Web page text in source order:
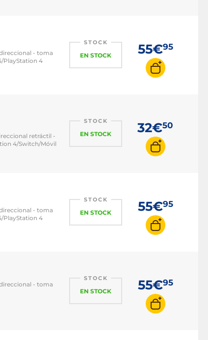
- toma
PlayStation 4
STOCK
EN STOCK 55€95
retráctil -
4/Switch/Móvil
STOCK
EN STOCK 32€50
- toma
PlayStation 4
STOCK
EN STOCK 55€95
- toma
STOCK
EN STOCK 55€95